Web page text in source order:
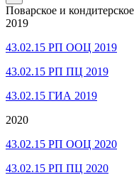
Поварское и
2019
43.02.15 РП ООЦ 2019
43.02.15 РП ПЦ 2019
43.02.15 ГИА 2019
2020
43.02.15 РП ООЦ 2020
43.02.15 РП ПЦ 2020